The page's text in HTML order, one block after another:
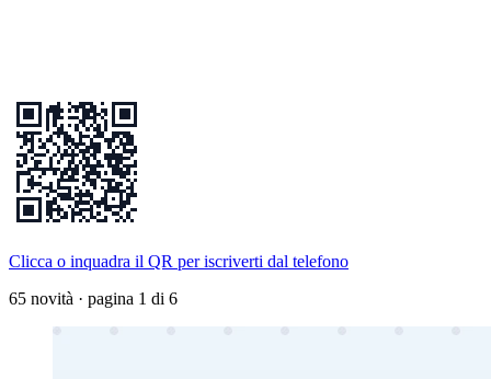
Clicca o inquadra il QR per iscriverti dal telefono
65 novità · pagina 1 di 6